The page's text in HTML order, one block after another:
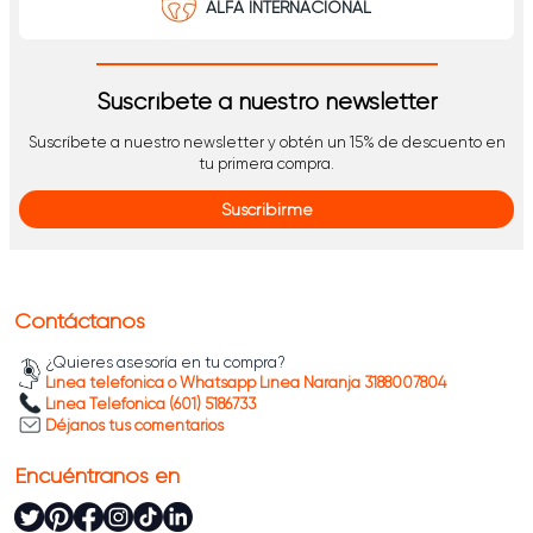
ALFA INTERNACIONAL
Suscríbete a nuestro newsletter
Suscríbete a nuestro newsletter y obtén un 15% de descuento en
tu primera compra.
Suscribirme
Contáctanos
¿Quieres asesoría en tu compra?
Línea telefónica o Whatsapp Línea Naranja 3188007804
Línea Telefónica (601) 5186733
Déjanos tus comentarios
Encuéntranos en